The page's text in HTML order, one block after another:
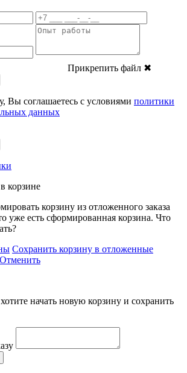
Прикрепить файл ✖
Вы соглашаетесь с условиями политики
данных
корзине
корзину из отложенного заказа
уже есть сформированная корзина. Что
Сохранить корзину в отложенные
Отменить
начать новую корзину и сохранить